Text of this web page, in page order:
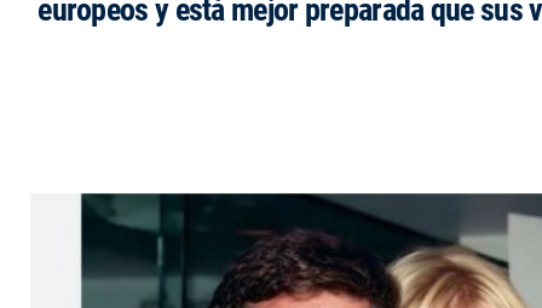
europeos y está mejor preparada que sus